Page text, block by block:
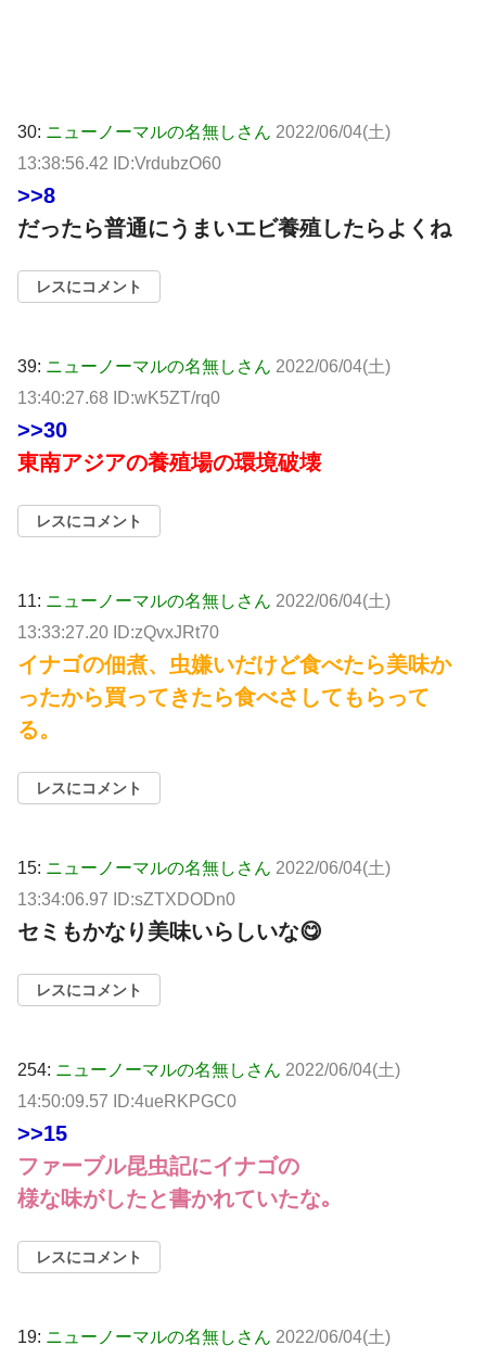
30: ニューノーマルの名無しさん 2022/06/04(土)
13:38:56.42 ID:VrdubzO60
>>8
だったら普通にうまいエビ養殖したらよくね
レスにコメント
39: ニューノーマルの名無しさん 2022/06/04(土)
13:40:27.68 ID:wK5ZT/rq0
>>30
東南アジアの養殖場の環境破壊
レスにコメント
11: ニューノーマルの名無しさん 2022/06/04(土)
13:33:27.20 ID:zQvxJRt70
イナゴの佃煮、虫嫌いだけど食べたら美味か
ったから買ってきたら食べさしてもらって
る。
レスにコメント
15: ニューノーマルの名無しさん 2022/06/04(土)
13:34:06.97 ID:sZTXDODn0
セミもかなり美味いらしいな😋
レスにコメント
254: ニューノーマルの名無しさん 2022/06/04(土)
14:50:09.57 ID:4ueRKPGC0
>>15
ファーブル昆虫記にイナゴの
様な味がしたと書かれていたな｡
レスにコメント
19: ニューノーマルの名無しさん 2022/06/04(土)